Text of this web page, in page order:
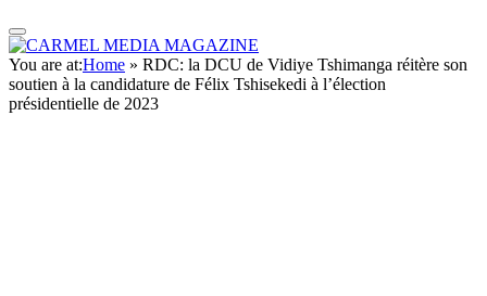
You are at:Home » RDC: la DCU de Vidiye Tshimanga réitère son
soutien à la candidature de Félix Tshisekedi à l’élection
présidentielle de 2023